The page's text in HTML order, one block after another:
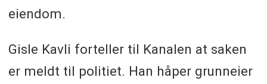
eiendom.
Gisle Kavli forteller til Kanalen at saken
er meldt til politiet. Han håper grunneier